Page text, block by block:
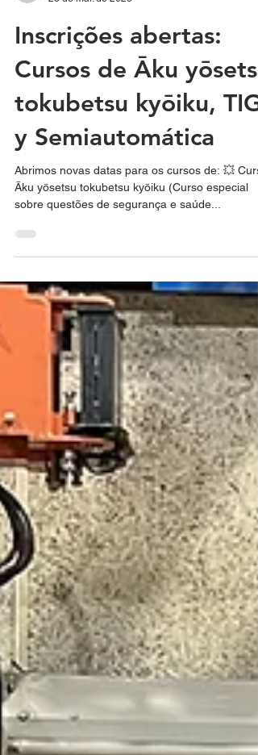
Aldo Tanoue
23 de mar. de 2023
Inscrições abertas:
Cursos de Āku yōsetsu
tokubetsu kyōiku, TIG
y Semiautomática
Abrimos novas datas para os cursos de: 💥